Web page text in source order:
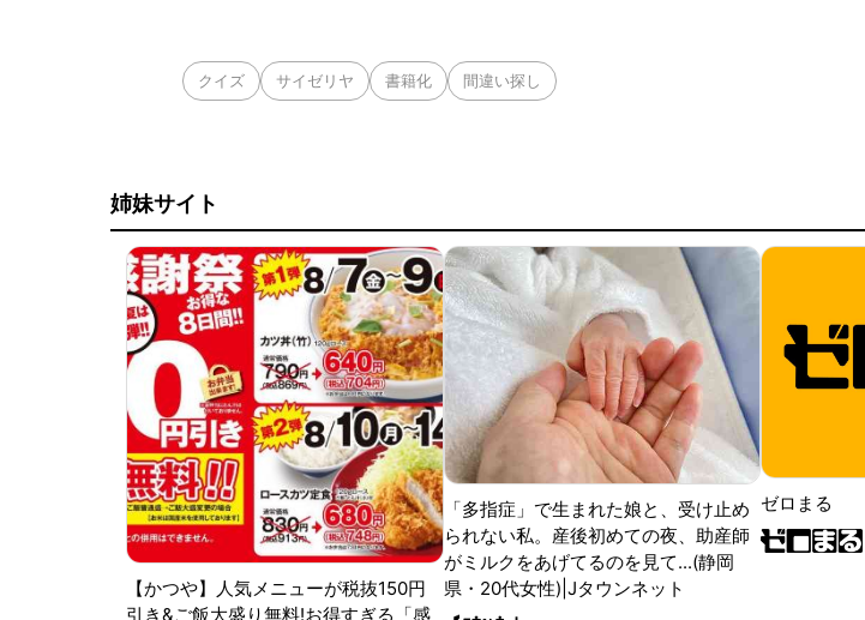
クイズ サイゼリヤ 書籍化 間違い探し
姉妹サイト
【かつや】人気メニューが税抜150円
引き&ご飯大盛り無料!お得すぎる「感
「多指症」で生まれた娘と、受け止め
られない私。産後初めての夜、助産師
がミルクをあげてるのを見て...(静岡
県・20代女性)|Jタウンネット
ゼロまる